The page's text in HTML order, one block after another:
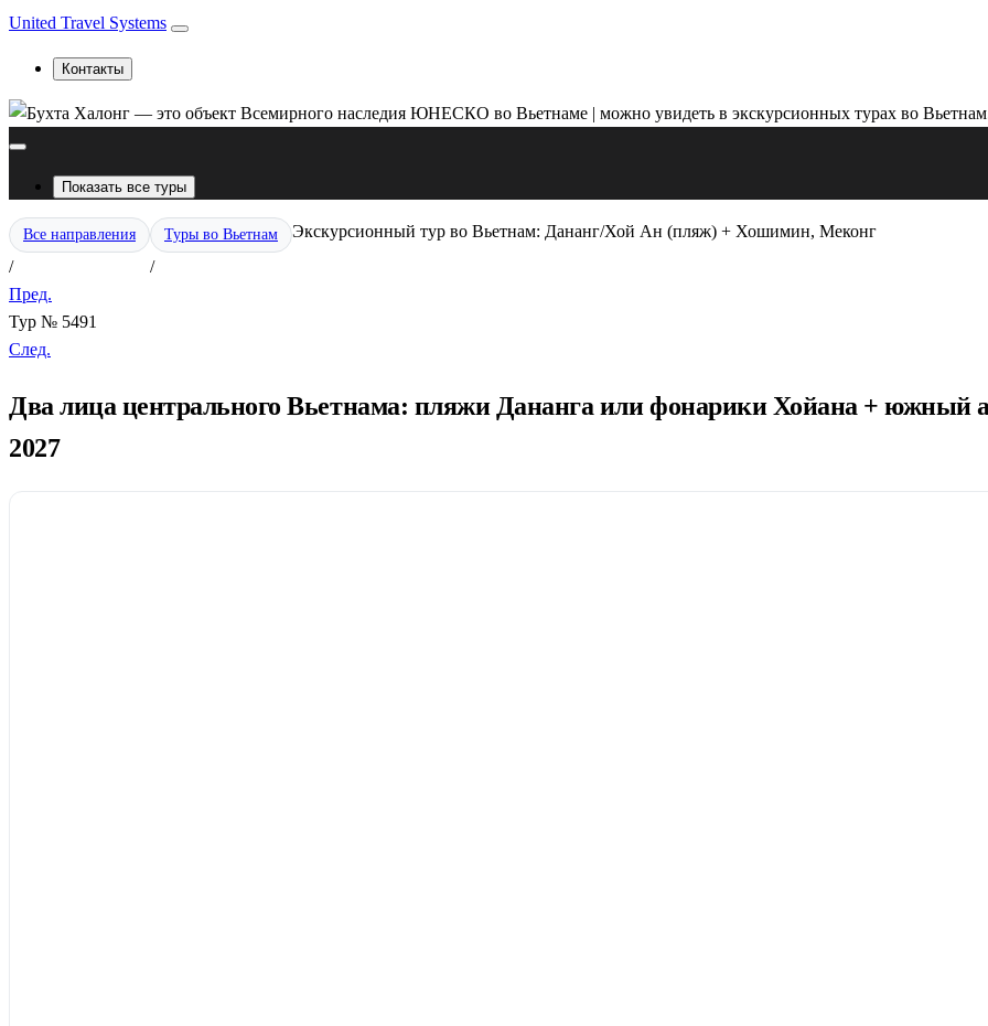
United Travel Systems
Контакты
Показать все туры
Все направления
/
Туры во Вьетнам
/
Экскурсионный тур во Вьетнам: Дананг/Хой Ан (пляж) + Хошимин, Меконг
Пред.
Тур № 5491
След.
Два лица центрального Вьетнама: пляжи Дананга или фонарики Хойана +
2027